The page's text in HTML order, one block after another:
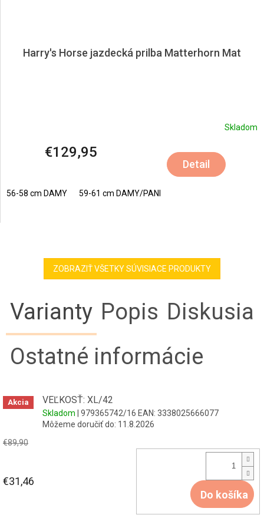
Harry's Horse jazdecká prilba Matterhorn Mat
Skladom
€129,95
Detail
56-58 cm DAMY 59-61 cm DAMY/PANI
ZOBRAZIŤ VŠETKY SÚVISIACE PRODUKTY
Varianty Popis Diskusia
Ostatné informácie
Akcia VEĽKOSŤ: XL/42
Skladom | 979365742/16 EAN: 3338025666077
Môžeme doručiť do: 11.8.2026
€89,90
€31,46
Do košíka